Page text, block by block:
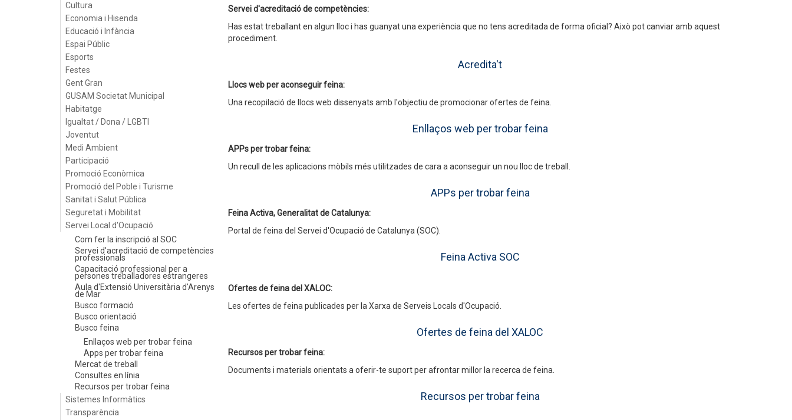
Cultura
Economia i Hisenda
Educació i Infància
Espai Públic
Esports
Festes
Gent Gran
GUSAM Societat Municipal
Habitatge
Igualtat / Dona / LGBTI
Joventut
Medi Ambient
Participació
Promoció Econòmica
Promoció del Poble i Turisme
Sanitat i Salut Pública
Seguretat i Mobilitat
Servei Local d'Ocupació
Com fer la inscripció al SOC
Servei d'acreditació de competències
professionals
Capacitació professional per a
persones treballadores estrangeres
Aula d'Extensió Universitària d'Arenys
de Mar
Busco formació
Busco orientació
Busco feina
Enllaços web per trobar feina
Apps per trobar feina
Mercat de treball
Consultes en línia
Recursos per trobar feina
Sistemes Informàtics
Transparència
Servei d'acreditació de competències:
Has estat treballant en algun lloc i has guanyat una experiència que no tens acreditada de forma oficial? Això pot canviar amb aquest
procediment.
Acredita't
Llocs web per aconseguir feina:
Una recopilació de llocs web dissenyats amb l'objectiu de promocionar ofertes de feina.
Enllaços web per trobar feina
APPs per trobar feina:
Un recull de les aplicacions mòbils més utilitzades de cara a aconseguir un nou lloc de treball.
APPs per trobar feina
Feina Activa, Generalitat de Catalunya:
Portal de feina del Servei d'Ocupació de Catalunya (SOC).
Feina Activa SOC
Ofertes de feina del XALOC:
Les ofertes de feina publicades per la Xarxa de Serveis Locals d'Ocupació.
Ofertes de feina del XALOC
Recursos per trobar feina:
Documents i materials orientats a oferir-te suport per afrontar millor la recerca de feina.
Recursos per trobar feina